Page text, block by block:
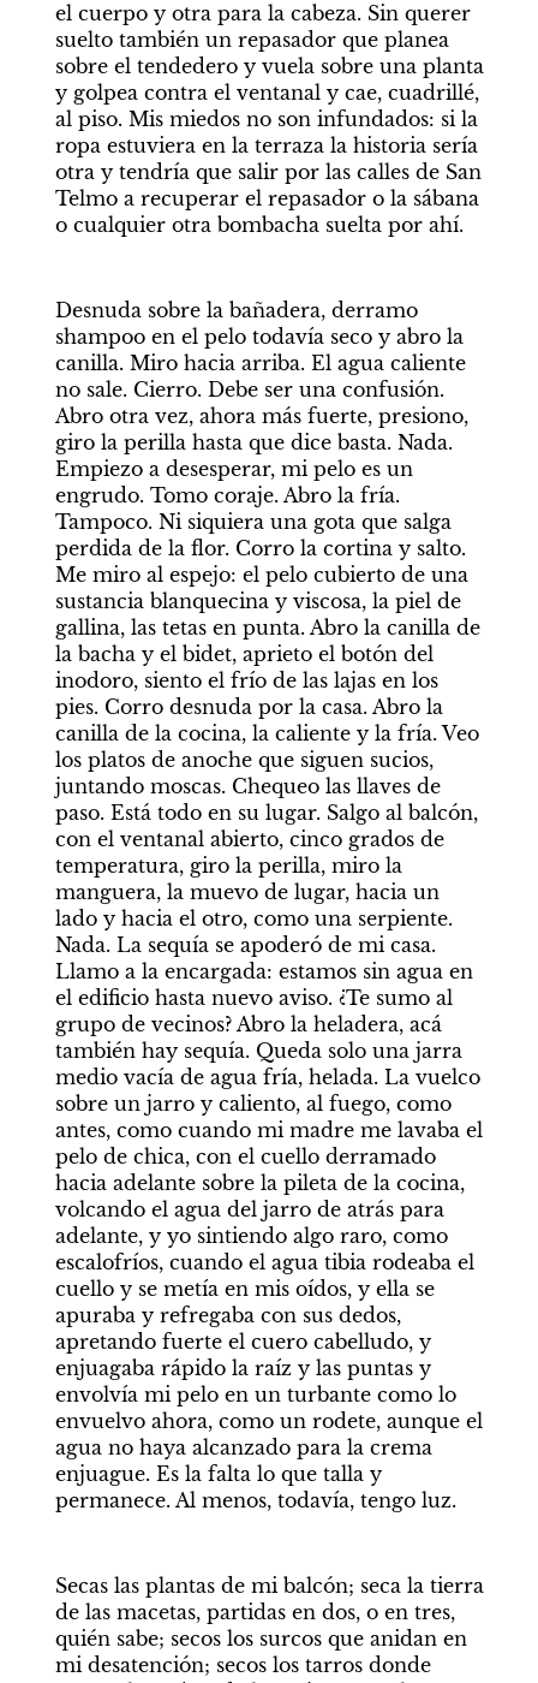
el cuerpo y otra para la cabeza. Sin querer
suelto también un repasador que planea
sobre el tendedero y vuela sobre una planta
y golpea contra el ventanal y cae, cuadrillé,
al piso. Mis miedos no son infundados: si la
ropa estuviera en la terraza la historia sería
otra y tendría que salir por las calles de San
Telmo a recuperar el repasador o la sábana
o cualquier otra bombacha suelta por ahí.
Desnuda sobre la bañadera, derramo
shampoo en el pelo todavía seco y abro la
canilla. Miro hacia arriba. El agua caliente
no sale. Cierro. Debe ser una confusión.
Abro otra vez, ahora más fuerte, presiono,
giro la perilla hasta que dice basta. Nada.
Empiezo a desesperar, mi pelo es un
engrudo. Tomo coraje. Abro la fría.
Tampoco. Ni siquiera una gota que salga
perdida de la flor. Corro la cortina y salto.
Me miro al espejo: el pelo cubierto de una
sustancia blanquecina y viscosa, la piel de
gallina, las tetas en punta. Abro la canilla de
la bacha y el bidet, aprieto el botón del
inodoro, siento el frío de las lajas en los
pies. Corro desnuda por la casa. Abro la
canilla de la cocina, la caliente y la fría. Veo
los platos de anoche que siguen sucios,
juntando moscas. Chequeo las llaves de
paso. Está todo en su lugar. Salgo al balcón,
con el ventanal abierto, cinco grados de
temperatura, giro la perilla, miro la
manguera, la muevo de lugar, hacia un
lado y hacia el otro, como una serpiente.
Nada. La sequía se apoderó de mi casa.
Llamo a la encargada: estamos sin agua en
el edificio hasta nuevo aviso. ¿Te sumo al
grupo de vecinos? Abro la heladera, acá
también hay sequía. Queda solo una jarra
medio vacía de agua fría, helada. La vuelco
sobre un jarro y caliento, al fuego, como
antes, como cuando mi madre me lavaba el
pelo de chica, con el cuello derramado
hacia adelante sobre la pileta de la cocina,
volcando el agua del jarro de atrás para
adelante, y yo sintiendo algo raro, como
escalofríos, cuando el agua tibia rodeaba el
cuello y se metía en mis oídos, y ella se
apuraba y refregaba con sus dedos,
apretando fuerte el cuero cabelludo, y
enjuagaba rápido la raíz y las puntas y
envolvía mi pelo en un turbante como lo
envuelvo ahora, como un rodete, aunque el
agua no haya alcanzado para la crema
enjuague. Es la falta lo que talla y
permanece. Al menos, todavía, tengo luz.
Secas las plantas de mi balcón; seca la tierra
de las macetas, partidas en dos, o en tres,
quién sabe; secos los surcos que anidan en
mi desatención; secos los tarros donde